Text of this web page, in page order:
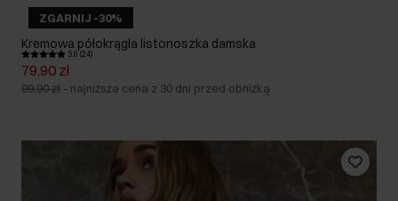
ZGARNIJ -30%
Kremowa półokrągła listonoszka damska
5.0 (24)
79,90 zł
99,90 zł - najniższa cena z 30 dni przed obniżką